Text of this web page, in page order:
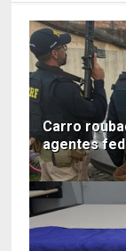
Carro
agentes